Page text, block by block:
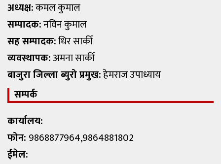
अध्यक्ष:कमल कुमाल
सम्पादक:नविन कुमाल
सह सम्पादक:धिर सार्की
व्यवस्थापक:अमना सार्की
बाजुरा जिल्ला ब्युरो प्रमुख:हेमराज उपाध्याय
सम्पर्क
कार्यालय:
फोन: 9868877964,9864881802
ईमेल: